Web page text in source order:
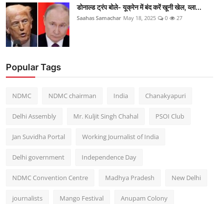
डोनाल्ड ट्रंप बोले- यूक्रेन में बंद करें खूनी खेल, व्ला...
Saahas Samachar May 18, 2025 0 27
Popular Tags
NDMC NDMC chairman India Chanakyapuri
Delhi Assembly Mr. Kuljit Singh Chahal PSOI Club
Jan Suvidha Portal Working Journalist of India
Delhi government Independence Day
NDMC Convention Centre Madhya Pradesh New Delhi
journalists Mango Festival Anupam Colony